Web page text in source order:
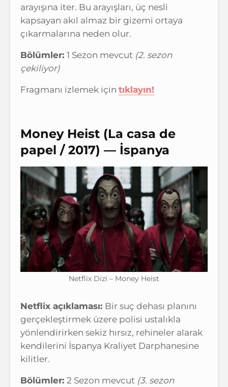
arayışına iter. Bu arayışları, üç nesli
kapsayan akıl almaz bir gizemi ortaya
çıkarmalarına neden olur.
Bölümler: 1 Sezon mevcut (2. sezon
çekiliyor)
Fragmanı izlemek için tıklayın!
Money Heist (La casa de
papel / 2017) — İspanya
Netflix Dizi – Money Heist
Netflix açıklaması: Bir suç dehası planını
gerçekleştirmek üzere polisi ustalıkla
yönlendirirken sekiz hırsız, rehineler alarak
kendilerini İspanya Kraliyet Darphanesine
kilitler.
Bölümler: 2 Sezon mevcut (3. sezon